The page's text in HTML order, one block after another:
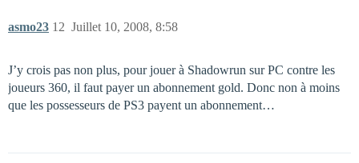
asmo23 Juillet 10, 2008, 8:58
12
J’y crois pas non plus, pour jouer à Shadowrun sur PC contre les
joueurs 360, il faut payer un abonnement gold. Donc non à moins
que les possesseurs de PS3 payent un abonnement…